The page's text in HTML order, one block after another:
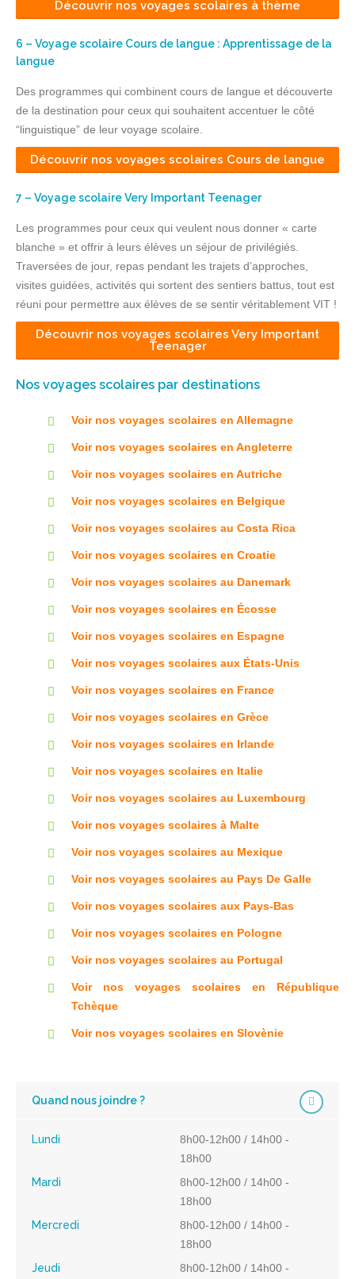
Découvrir nos voyages scolaires à thème
6 – Voyage scolaire Cours de langue : Apprentissage de la
langue
Des programmes qui combinent cours de langue et découverte
de la destination pour ceux qui souhaitent accentuer le côté
“linguistique” de leur voyage scolaire.
Découvrir nos voyages scolaires Cours de langue
7 – Voyage scolaire Very Important Teenager
Les programmes pour ceux qui veulent nous donner « carte
blanche » et offrir à leurs élèves un séjour de privilégiés.
Traversées de jour, repas pendant les trajets d’approches,
visites guidées, activités qui sortent des sentiers battus, tout est
réuni pour permettre aux élèves de se sentir véritablement VIT !
Découvrir nos voyages scolaires Very Important
Teenager
Nos voyages scolaires par destinations
Voir nos voyages scolaires en Allemagne
Voir nos voyages scolaires en Angleterre
Voir nos voyages scolaires en Autriche
Voir nos voyages scolaires en Belgique
Voir nos voyages scolaires au Costa Rica
Voir nos voyages scolaires en Croatie
Voir nos voyages scolaires au Danemark
Voir nos voyages scolaires en Écosse
Voir nos voyages scolaires en Espagne
Voir nos voyages scolaires aux États-Unis
Voir nos voyages scolaires en France
Voir nos voyages scolaires en Grèce
Voir nos voyages scolaires en Irlande
Voir nos voyages scolaires en Italie
Voir nos voyages scolaires au Luxembourg
Voir nos voyages scolaires à Malte
Voir nos voyages scolaires au Mexique
Voir nos voyages scolaires au Pays De Galle
Voir nos voyages scolaires aux Pays-Bas
Voir nos voyages scolaires en Pologne
Voir nos voyages scolaires au Portugal
Voir nos voyages scolaires en République
Tchèque
Voir nos voyages scolaires en Slovènie
Quand nous joindre ?
Lundi
8h00-12h00 / 14h00 -
18h00
Mardi
8h00-12h00 / 14h00 -
18h00
Mercredi
8h00-12h00 / 14h00 -
18h00
Jeudi
8h00-12h00 / 14h00 -